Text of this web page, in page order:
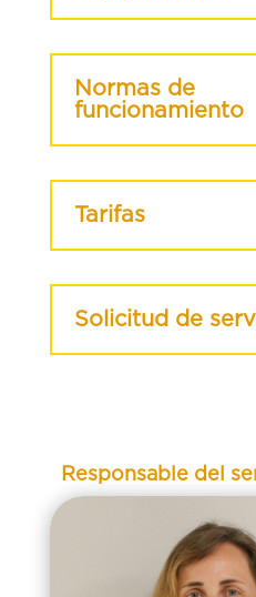
Normas de
funcionamiento
Tarifas
Solicitud de
Responsable del